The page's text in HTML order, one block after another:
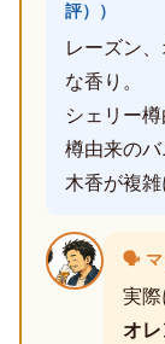
評））
レーズン
な香り。
シェリー
樽由来の
木香が複雑
🗣️ マ
実
オ